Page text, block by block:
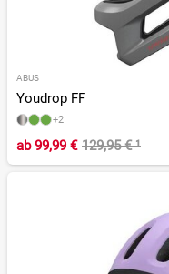
ABUS
Youdrop FF
+2
ab99,99 € 129,95 €¹